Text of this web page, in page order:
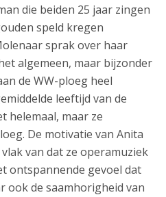
die beiden 25 jaar zingen
speld kregen
sprak over haar
algemeen, maar bijzonder
de WW-ploeg heel
leeftijd van de
helemaal, maar ze
De motivatie van Anita
van dat ze operamuziek
ontspannende gevoel dat
ook de saamhorigheid van